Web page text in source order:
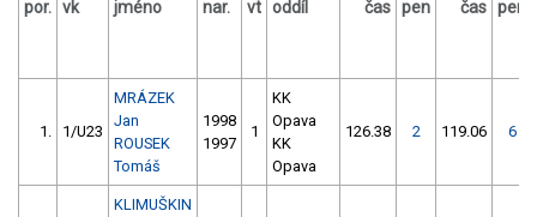
por. vk jméno nar. vt oddíl čas pen čas pen
1. 1/U23
MRÁZEK
Jan
ROUSEK
Tomáš
1998
1997
1
KK
Opava
KK
Opava
126.38 2 119.06 6
KLIMUŠKIN